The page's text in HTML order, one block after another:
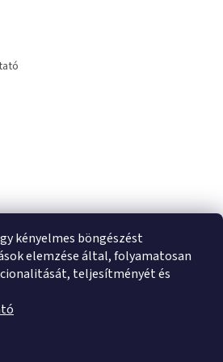
kényelmes böngészést
elemzése által, folyamatosan
teljesítményét és